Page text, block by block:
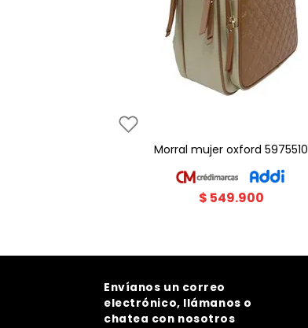
morral mujer oxford 5975510
$ 549.900
Envíanos un correo
electrónico, llámanos o
chatea con nosotros